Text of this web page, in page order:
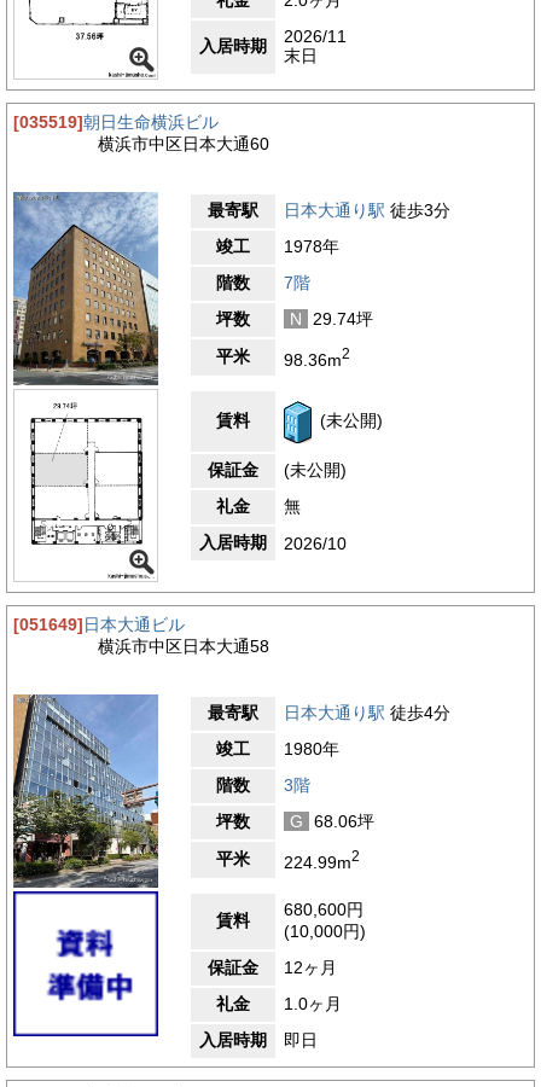
入居時期
2026/11
末日
[035519]朝日生命横浜ビル
横浜市中区日本大通60
最寄駅 日本大通り駅 徒歩3分
竣工
1978年
階数
7階
坪数
N
29.74坪
平米
98.36m2
賃料 (未公開)
保証金
(未公開)
礼金
無
入居時期
2026/10
[051649]日本大通ビル
横浜市中区日本大通58
最寄駅 日本大通り駅 徒歩4分
竣工
1980年
階数
3階
坪数
G
68.06坪
平米
224.99m2
賃料
680,600円
(10,000円)
保証金
12ヶ月
礼金
1.0ヶ月
入居時期
即日